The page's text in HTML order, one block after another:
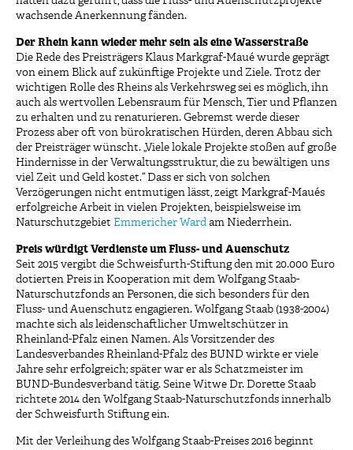
wachsende Anerkennung fänden.
Der Rhein kann wieder mehr sein als eine Wasserstraße
Die Rede des Preisträgers Klaus Markgraf-Maué wurde geprägt
von einem Blick auf zukünftige Projekte und Ziele. Trotz der
wichtigen Rolle des Rheins als Verkehrsweg sei es möglich, ihn
auch als wertvollen Lebensraum für Mensch, Tier und Pflanzen
zu erhalten und zu renaturieren. Gebremst werde dieser
Prozess aber oft von bürokratischen Hürden, deren Abbau sich
der Preisträger wünscht. „Viele lokale Projekte stoßen auf große
Hindernisse in der Verwaltungsstruktur, die zu bewältigen uns
viel Zeit und Geld kostet.“ Dass er sich von solchen
Verzögerungen nicht entmutigen lässt, zeigt Markgraf-Maués
erfolgreiche Arbeit in vielen Projekten, beispielsweise im
Naturschutzgebiet Emmericher Ward am Niederrhein.
Preis würdigt Verdienste um Fluss- und Auenschutz
Seit 2015 vergibt die Schweisfurth-Stiftung den mit 20.000 Euro
dotierten Preis in Kooperation mit dem Wolfgang Staab-
Naturschutzfonds an Personen, die sich besonders für den
Fluss- und Auenschutz engagieren. Wolfgang Staab (1938-2004)
machte sich als leidenschaftlicher Umweltschützer in
Rheinland-Pfalz einen Namen. Als Vorsitzender des
Landesverbandes Rheinland-Pfalz des BUND wirkte er viele
Jahre sehr erfolgreich; später war er als Schatzmeister im
BUND-Bundesverband tätig. Seine Witwe Dr. Dorette Staab
richtete 2014 den Wolfgang Staab-Naturschutzfonds innerhalb
der Schweisfurth Stiftung ein.
Mit der Verleihung des Wolfgang Staab-Preises 2016 beginnt